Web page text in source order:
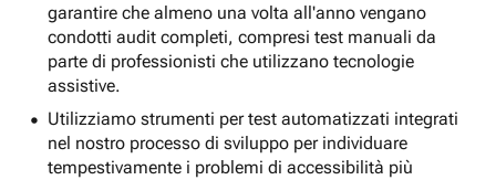
garantire che almeno una volta all'anno vengano
condotti audit completi, compresi test manuali da
parte di professionisti che utilizzano tecnologie
assistive.
Utilizziamo strumenti per test automatizzati integrati
nel nostro processo di sviluppo per individuare
tempestivamente i problemi di accessibilità più